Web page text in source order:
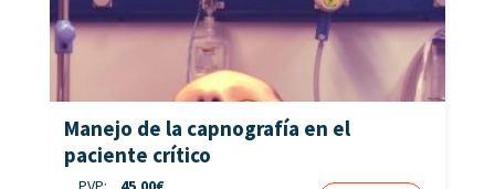
Manejo de la capnografía en el
paciente crítico